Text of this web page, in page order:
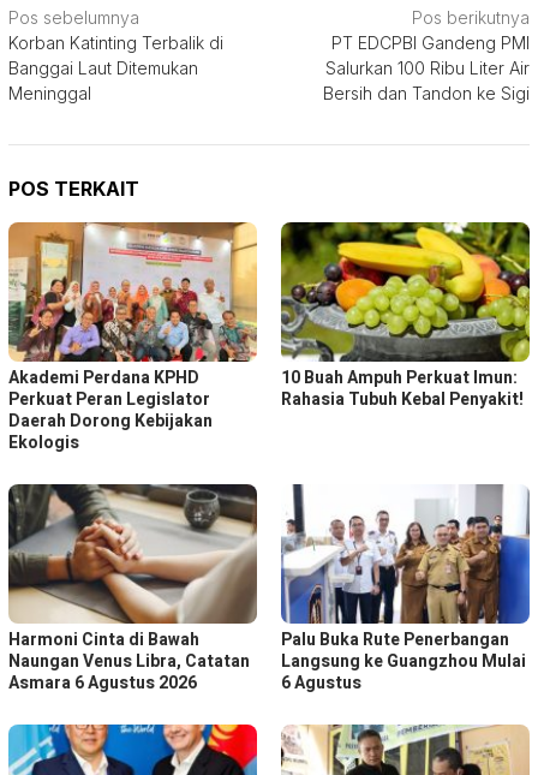
Navigasi
pos
Pos sebelumnya
Korban Katinting Terbalik di
Banggai Laut Ditemukan
Meninggal
Pos berikutnya
PT EDCPBI Gandeng PMI
Salurkan 100 Ribu Liter Air
Bersih dan Tandon ke Sigi
POS TERKAIT
Akademi Perdana KPHD
Perkuat Peran Legislator
Daerah Dorong Kebijakan
Ekologis
10 Buah Ampuh Perkuat Imun:
Rahasia Tubuh Kebal Penyakit!
Harmoni Cinta di Bawah
Naungan Venus Libra, Catatan
Asmara 6 Agustus 2026
Palu Buka Rute Penerbangan
Langsung ke Guangzhou Mulai
6 Agustus